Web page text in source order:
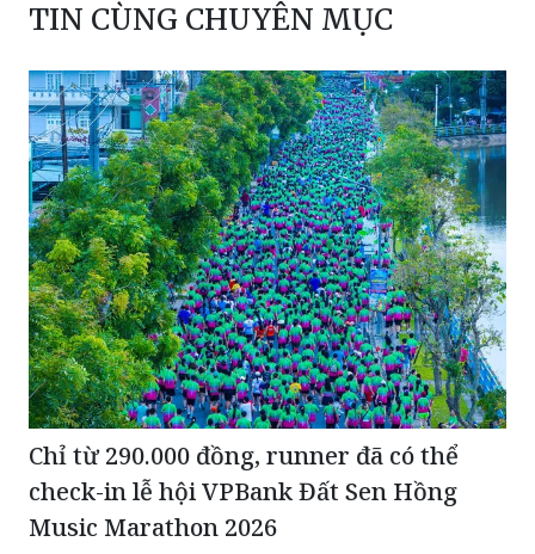
TIN CÙNG CHUYÊN MỤC
Chỉ từ 290.000 đồng, runner đã có thể
check-in lễ hội VPBank Đất Sen Hồng
Music Marathon 2026